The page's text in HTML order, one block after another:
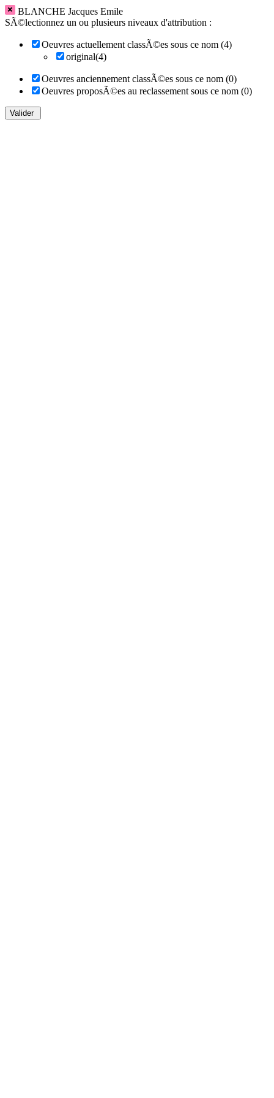
BLANCHE Jacques Emile
SÃ©lectionnez un ou plusieurs niveaux d'attribution :
Oeuvres actuellement classÃ©es sous ce nom (4)
original(4)
Oeuvres anciennement classÃ©es sous ce nom (0)
Oeuvres proposÃ©es au reclassement sous ce nom (0)
Valider